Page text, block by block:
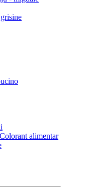
alimentar